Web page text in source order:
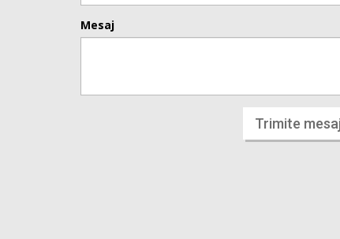
Mesaj
Trimite